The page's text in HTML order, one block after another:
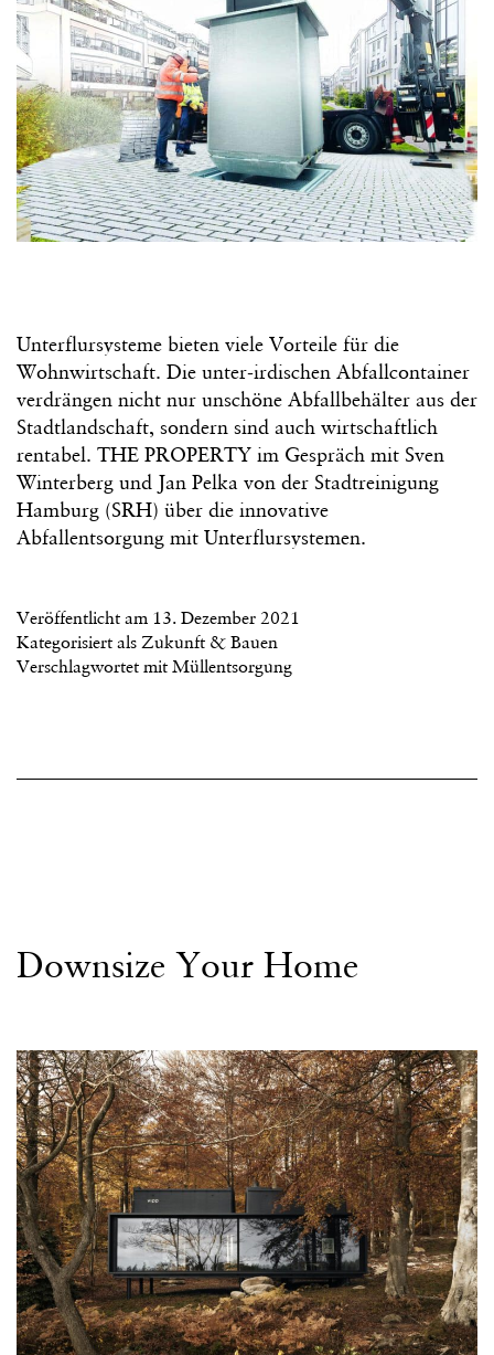
Unterflursysteme bieten viele Vorteile für die
Wohnwirtschaft. Die unter-irdischen Abfallcontainer
verdrängen nicht nur unschöne Abfallbehälter aus der
Stadtlandschaft, sondern sind auch wirtschaftlich
rentabel. THE PROPERTY im Gespräch mit Sven
Winterberg und Jan Pelka von der Stadtreinigung
Hamburg (SRH) über die innovative
Abfallentsorgung mit Unterflursystemen.
Veröffentlicht am 13. Dezember 2021
Kategorisiert als Zukunft & Bauen
Verschlagwortet mit Müllentsorgung
Downsize Your Home